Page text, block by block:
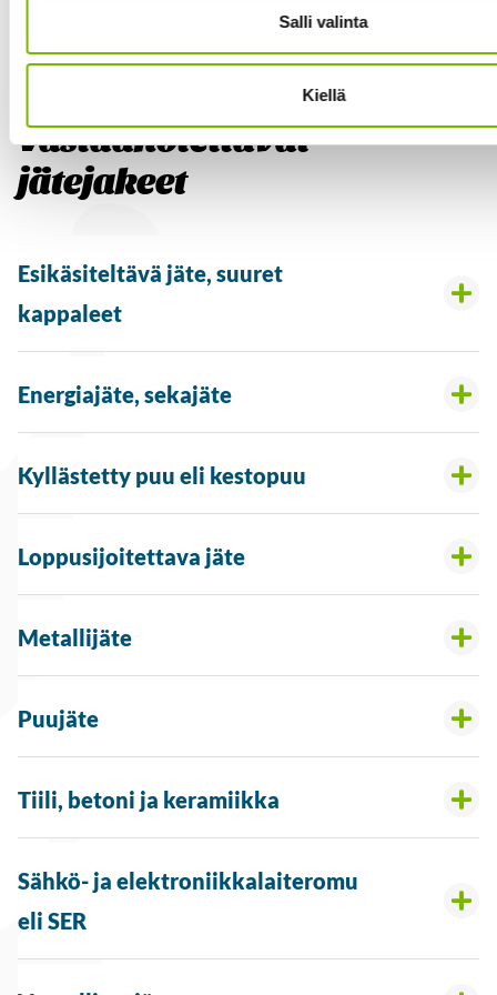
Salli valinta
Kiellä
Vastaanotettavat
jätejakeet
Esikäsiteltävä jäte, suuret
kappaleet
Energiajäte, sekajäte
Kyllästetty puu eli kestopuu
Loppusijoitettava jäte
Metallijäte
Puujäte
Tiili, betoni ja keramiikka
Sähkö- ja elektroniikkalaiteromu
eli SER